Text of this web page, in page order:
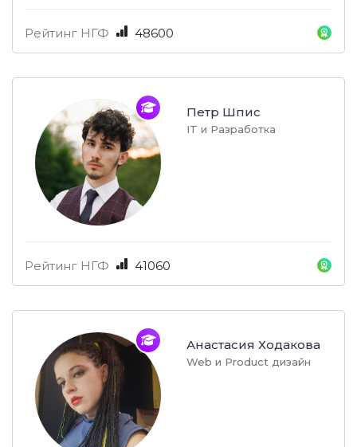
Рейтинг НГФ 48600
Петр Шпис
IT и Разработка
Рейтинг НГФ 41060
Анастасия Ходакова
Web и Product дизайн